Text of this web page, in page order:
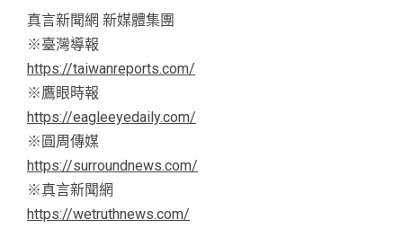
真言新聞網 新媒體集團
※臺灣導報
https://taiwanreports.com/
※鷹眼時報
https://eagleeyedaily.com/
※圓周傳媒
https://surroundnews.com/
※真言新聞網
https://wetruthnews.com/